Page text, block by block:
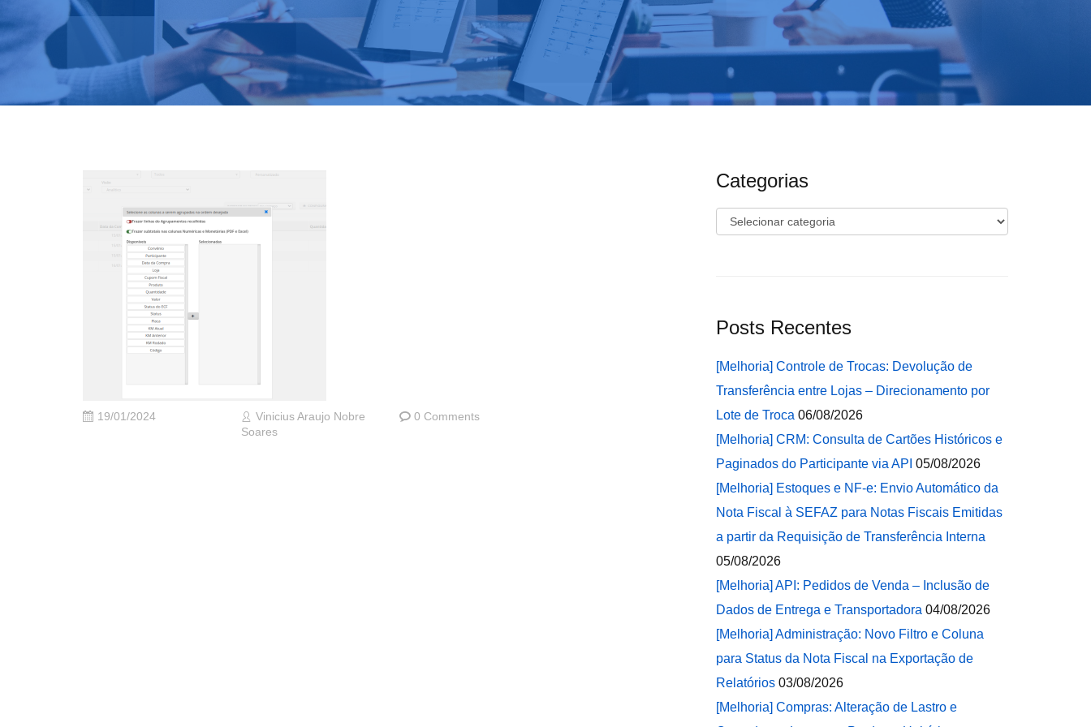
19/01/2024
Vinicius Araujo Nobre
Soares
0 Comments
Categorias
Categorias
Posts Recentes
[Melhoria] Controle de Trocas: Devolução de
Transferência entre Lojas – Direcionamento por
Lote de Troca 06/08/2026
[Melhoria] CRM: Consulta de Cartões Históricos e
Paginados do Participante via API 05/08/2026
[Melhoria] Estoques e NF-e: Envio Automático da
Nota Fiscal à SEFAZ para Notas Fiscais Emitidas
a partir da Requisição de Transferência Interna
05/08/2026
[Melhoria] API: Pedidos de Venda – Inclusão de
Dados de Entrega e Transportadora 04/08/2026
[Melhoria] Administração: Novo Filtro e Coluna
para Status da Nota Fiscal na Exportação de
Relatórios 03/08/2026
[Melhoria] Compras: Alteração de Lastro e